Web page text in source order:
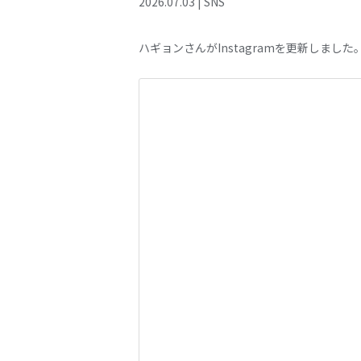
ハギョンさんがInstagramを更新しました